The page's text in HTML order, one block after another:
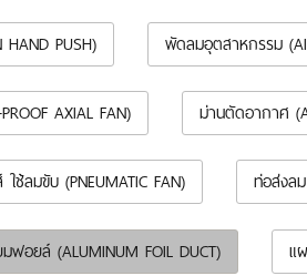
PUSH) พัดลมอุตสาหกรรม
AXIAL FAN) ม่านตัดอากาศ
ช้ลมขับ (PNEUMATIC FAN) ท่อส่งลม
ฟอยล์ (ALUMINUM FOIL DUCT) แ